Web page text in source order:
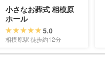
小さなお葬式 相模原
ホール
5.0
相模原駅 徒歩約12分